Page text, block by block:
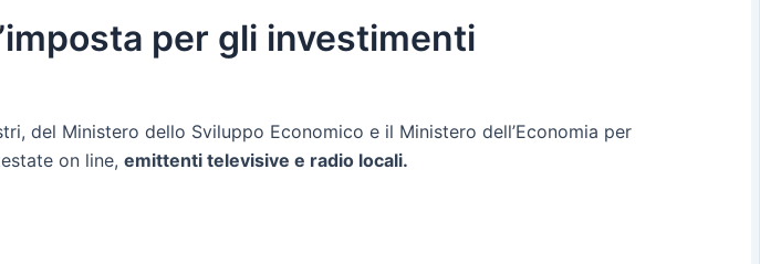
per gli investimenti
del Ministero dello Sviluppo Economico e il Ministero dell’Economia per
on line, emittenti televisive e radio locali.